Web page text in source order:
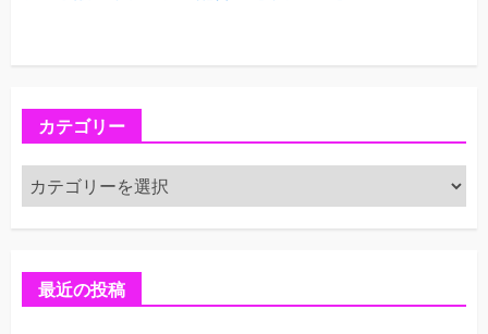
カテゴリー
カ
テ
ゴ
最近の投稿